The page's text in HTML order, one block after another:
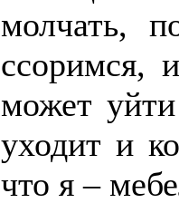
молчать,
ссоримся,
может
уходит и
что я –